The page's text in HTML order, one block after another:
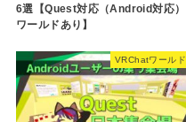
6選【Quest対応（Android対応）
ワールドあり】
VRChatワールド